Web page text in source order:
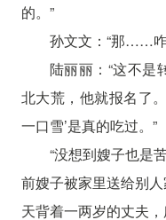
的。”
孙文文：“那……
陆丽丽：“这不是
北大荒，他就报名了
一口雪’是真的吃过。”
“没想到嫂子也是
前嫂子被家里送给别
天背着一两岁的丈夫